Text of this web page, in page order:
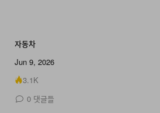
자동차
Jun 9, 2026
3.1K
0 댓글들